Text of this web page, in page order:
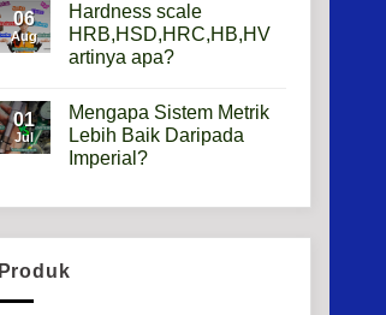
on
Mikroskop
Metalurgi
Apa
06
Aug
Hardness scale
HRB,HSD,HRC,HB,HV
artinya apa?
on
Hardness
scale
HRB,HSD,HRC,HB,HV
01
Jul
Mengapa Sistem Metrik
Lebih Baik Daripada
Imperial?
Lebih
Produk